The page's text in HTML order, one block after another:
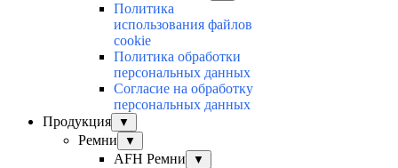
Политика
использования файлов
cookie
Политика обработки
персональных данных
Согласие на обработку
персональных данных
Продукция
▼
Ремни ▼
AFH Ремни ▼